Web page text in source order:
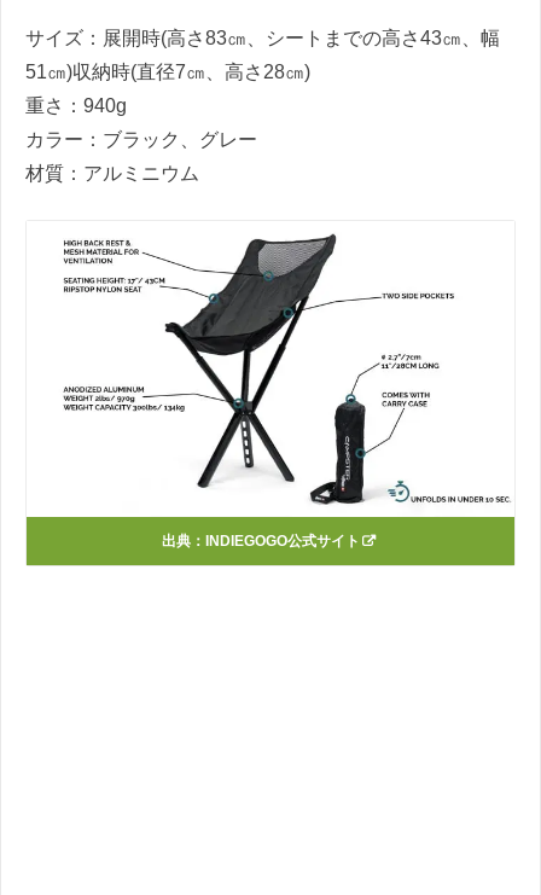
サイズ：展開時(高さ83㎝、シートまでの高さ43㎝、幅
51㎝)収納時(直径7㎝、高さ28㎝)
重さ：940g
カラー：ブラック、グレー
材質：アルミニウム
出典：INDIEGOGO公式サイト